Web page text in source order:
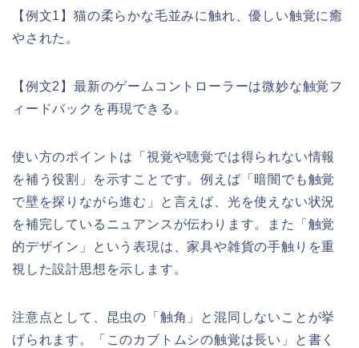
【例文1】猫の柔らかな毛並みに触れ、優しい触覚に癒
やされた。
【例文2】最新のゲームコントローラーは微妙な触覚フ
ィードバックを再現できる。
使い方のポイントは「視覚や聴覚では得られない情報
を補う役割」を示すことです。例えば「暗闇でも触覚
で壁を探りながら進む」と言えば、光を使えない状況
を補完しているニュアンスが伝わります。また「触覚
的デザイン」という表現は、家具や雑貨の手触りを重
視した設計思想を示します。
注意点として、昆虫の「触角」と混同しないことが挙
げられます。「このカブトムシの触覚は長い」と書く